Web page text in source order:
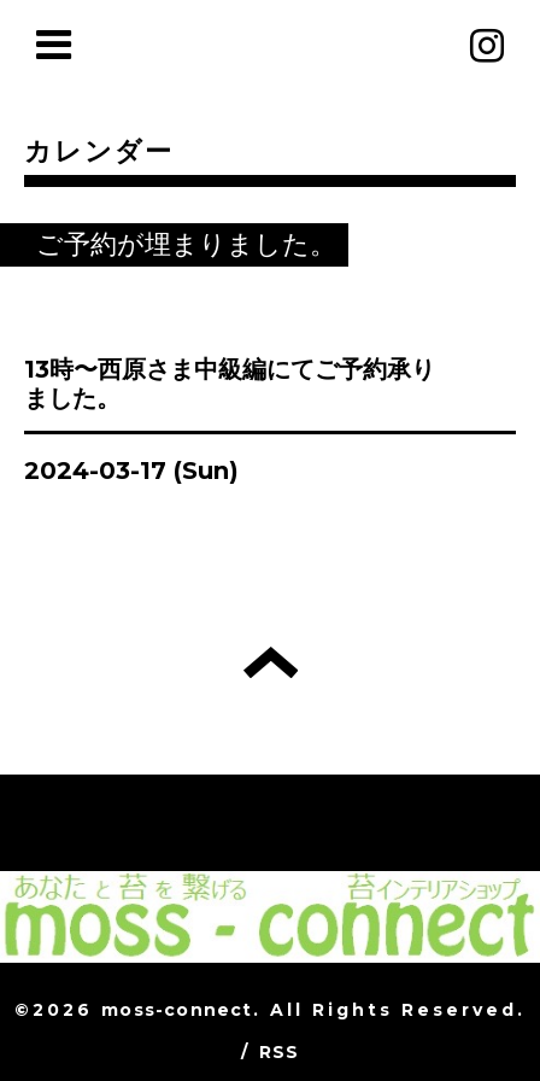
カレンダー
ご予約が埋まりました。
13時〜西原さま中級編にてご予約承り
ました。
2024-03-17 (Sun)
©2026 moss-connect. All Rights Reserved.
/ RSS